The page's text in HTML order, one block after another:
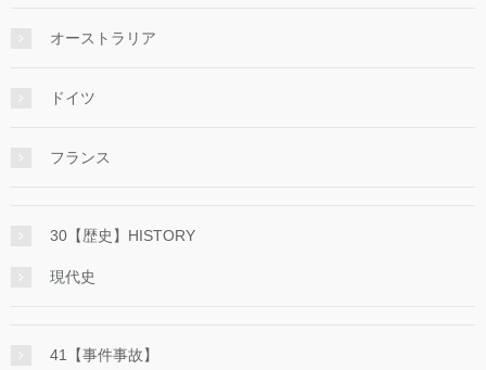
オーストラリア
ドイツ
フランス
30【歴史】HISTORY
現代史
41【事件事故】